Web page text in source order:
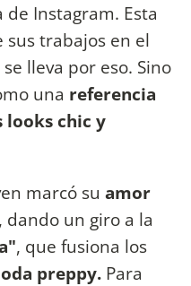
de Instagram. Esta
sus trabajos en el
lleva por eso. Sino
una referencia
looks chic y
marcó su amor
, dando un giro a la
, que fusiona los
preppy. Para